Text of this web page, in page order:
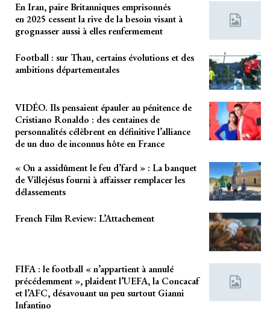
En Iran, paire Britanniques emprisonnés
en 2025 cessent la rive de la besoin visant à
grognasser aussi à elles renfermement
Football : sur Thau, certains évolutions et des
ambitions départementales
VIDÉO. Ils pensaient épauler au pénitence de
Cristiano Ronaldo : des centaines de
personnalités célèbrent en définitive l’alliance
de un duo de inconnus hôte en France
« On a assidûment le feu d’fard » : La banquet
de Villejésus fourni à affaisser remplacer les
délassements
French Film Review: L’Attachement
FIFA : le football « n’appartient à annulé
précédemment », plaident l’UEFA, la Concacaf
et l’AFC, désavouant un peu surtout Gianni
Infantino